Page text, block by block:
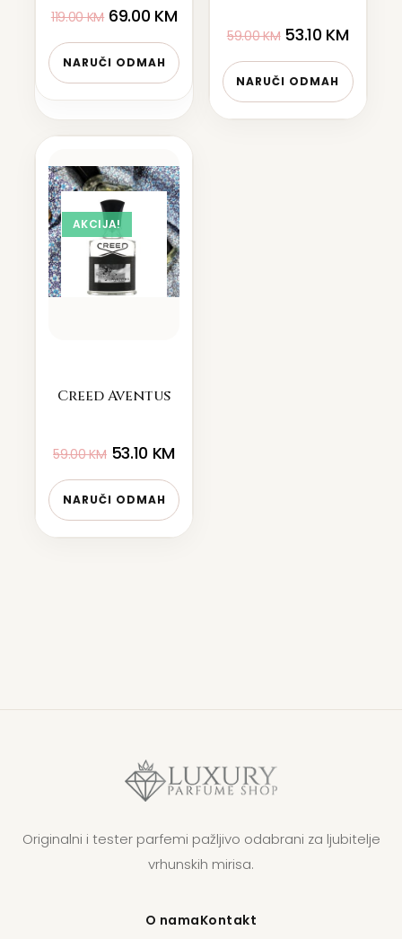
119.00KM 69.00 KM
NARUČI ODMAH
59.00KM 53.10 KM
NARUČI ODMAH
AKCIJA!
Creed Aventus
59.00KM 53.10 KM
NARUČI ODMAH
Originalni i tester parfemi pažljivo odabrani za ljubitelje
vrhunskih mirisa.
O namaKontakt